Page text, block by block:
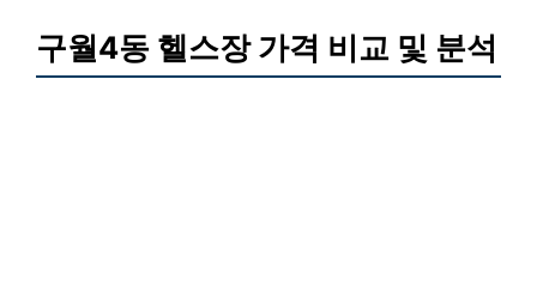
구월4동 헬스장 가격 비교 및 분석